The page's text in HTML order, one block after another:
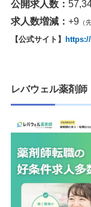
公開求人数：
求人数増減： +9 （
【公式サイト】
レバウェル薬剤師